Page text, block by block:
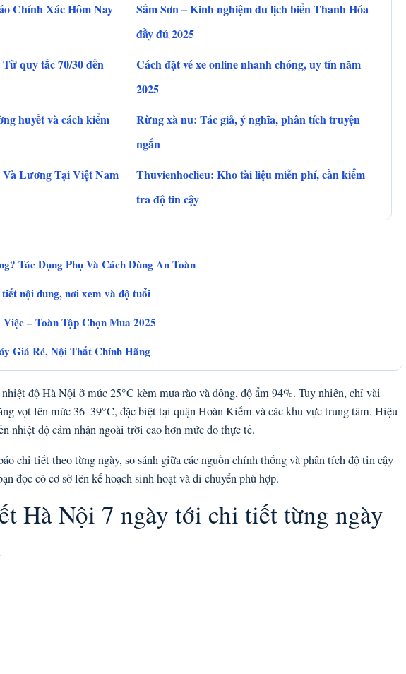
Chính Xác Hôm Nay
Sầm Sơn – Kinh nghiệm du lịch biển Thanh Hóa
đầy đủ 2025
quy tắc 70/30 đến
Cách đặt vé xe online nhanh chóng, uy tín năm
2025
huyết và cách kiểm
Rừng xà nu: Tác giả, ý nghĩa, phân tích truyện
ngắn
Lương Tại Việt Nam
Thuvienhoclieu: Kho tài liệu miễn phí, cần kiểm
tra độ tin cậy
Tác Dụng Phụ Và Cách Dùng An Toàn
nội dung, nơi xem và độ tuổi
– Toàn Tập Chọn Mua 2025
Giá Rẻ, Nội Thất Chính Hãng
độ Hà Nội ở mức 25°C kèm mưa rào và dông, độ ẩm 94%. Tuy nhiên, chỉ vài
vọt lên mức 36–39°C, đặc biệt tại quận Hoàn Kiếm và các khu vực trung tâm. Hiệu
nhiệt độ cảm nhận ngoài trời cao hơn mức đo thực tế.
chi tiết theo từng ngày, so sánh giữa các nguồn chính thống và phân tích độ tin cậy
đọc có cơ sở lên kế hoạch sinh hoạt và di chuyển phù hợp.
Hà Nội 7 ngày tới chi tiết từng ngày